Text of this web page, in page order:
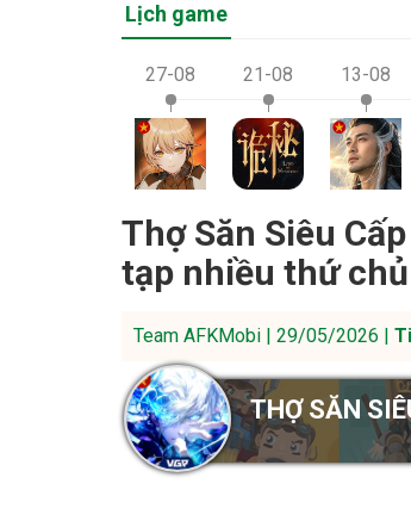
Lịch game
27-08 21-08 13-08
Thợ Săn Siêu
tạp nhiều thứ
Team AFKMobi | 29/05/2026 |
THỢ SĂN